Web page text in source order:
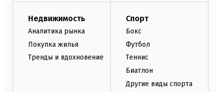
Недвижимость
Аналитика рынка
Покупка жилья
Тренды и вдохновение
Спорт
Бокс
Футбол
Теннис
Биатлон
Другие виды спорта